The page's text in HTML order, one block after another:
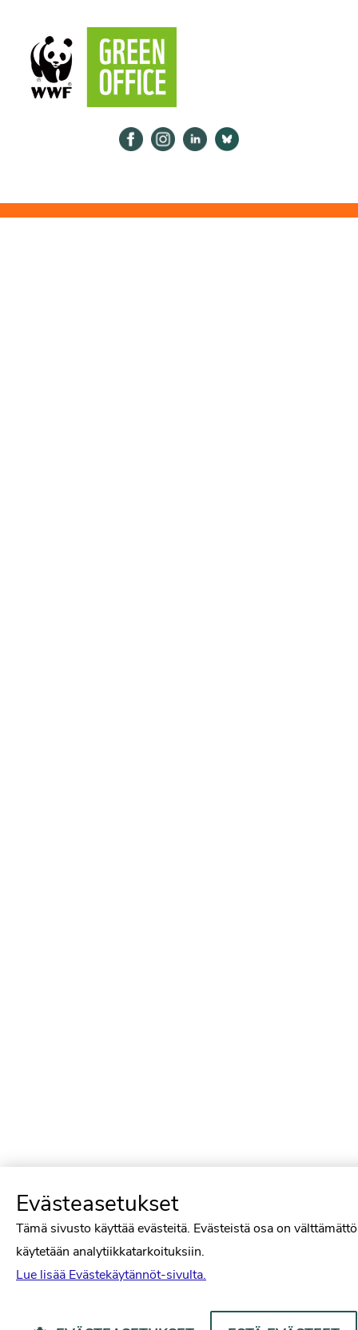
Evästeasetukset
Tämä sivusto käyttää evästeitä. Evästeistä osa on
käytetään analytiikkatarkoituksiin.
Lue lisää Evästekäytännöt-sivulta.